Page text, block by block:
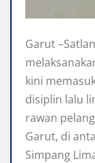
Garut
kini
disiplin lalu
rawan
Garut, di
Simpang